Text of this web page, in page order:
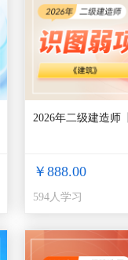
2026年二级建造师
￥888.00
594人学习